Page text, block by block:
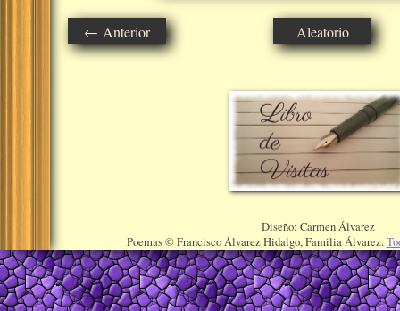
← Anterior Aleatorio
Diseño: Carmen Álvarez
Poemas © Francisco Álvarez Hidalgo, Familia Álvarez.